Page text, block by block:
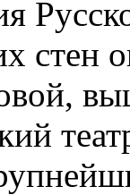
стен